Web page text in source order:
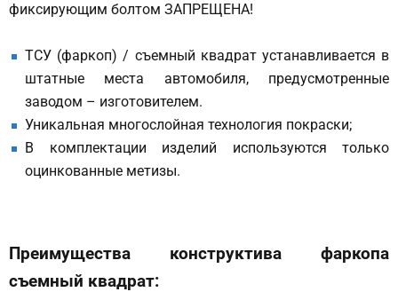
фиксирующим болтом ЗАПРЕЩЕНА!
ТСУ (фаркоп) / съемный квадрат устанавливается в
штатные места автомобиля, предусмотренные
заводом – изготовителем.
Уникальная многослойная технология покраски;
В комплектации изделий используются только
оцинкованные метизы.
Преимущества конструктива фаркопа
съемный квадрат: